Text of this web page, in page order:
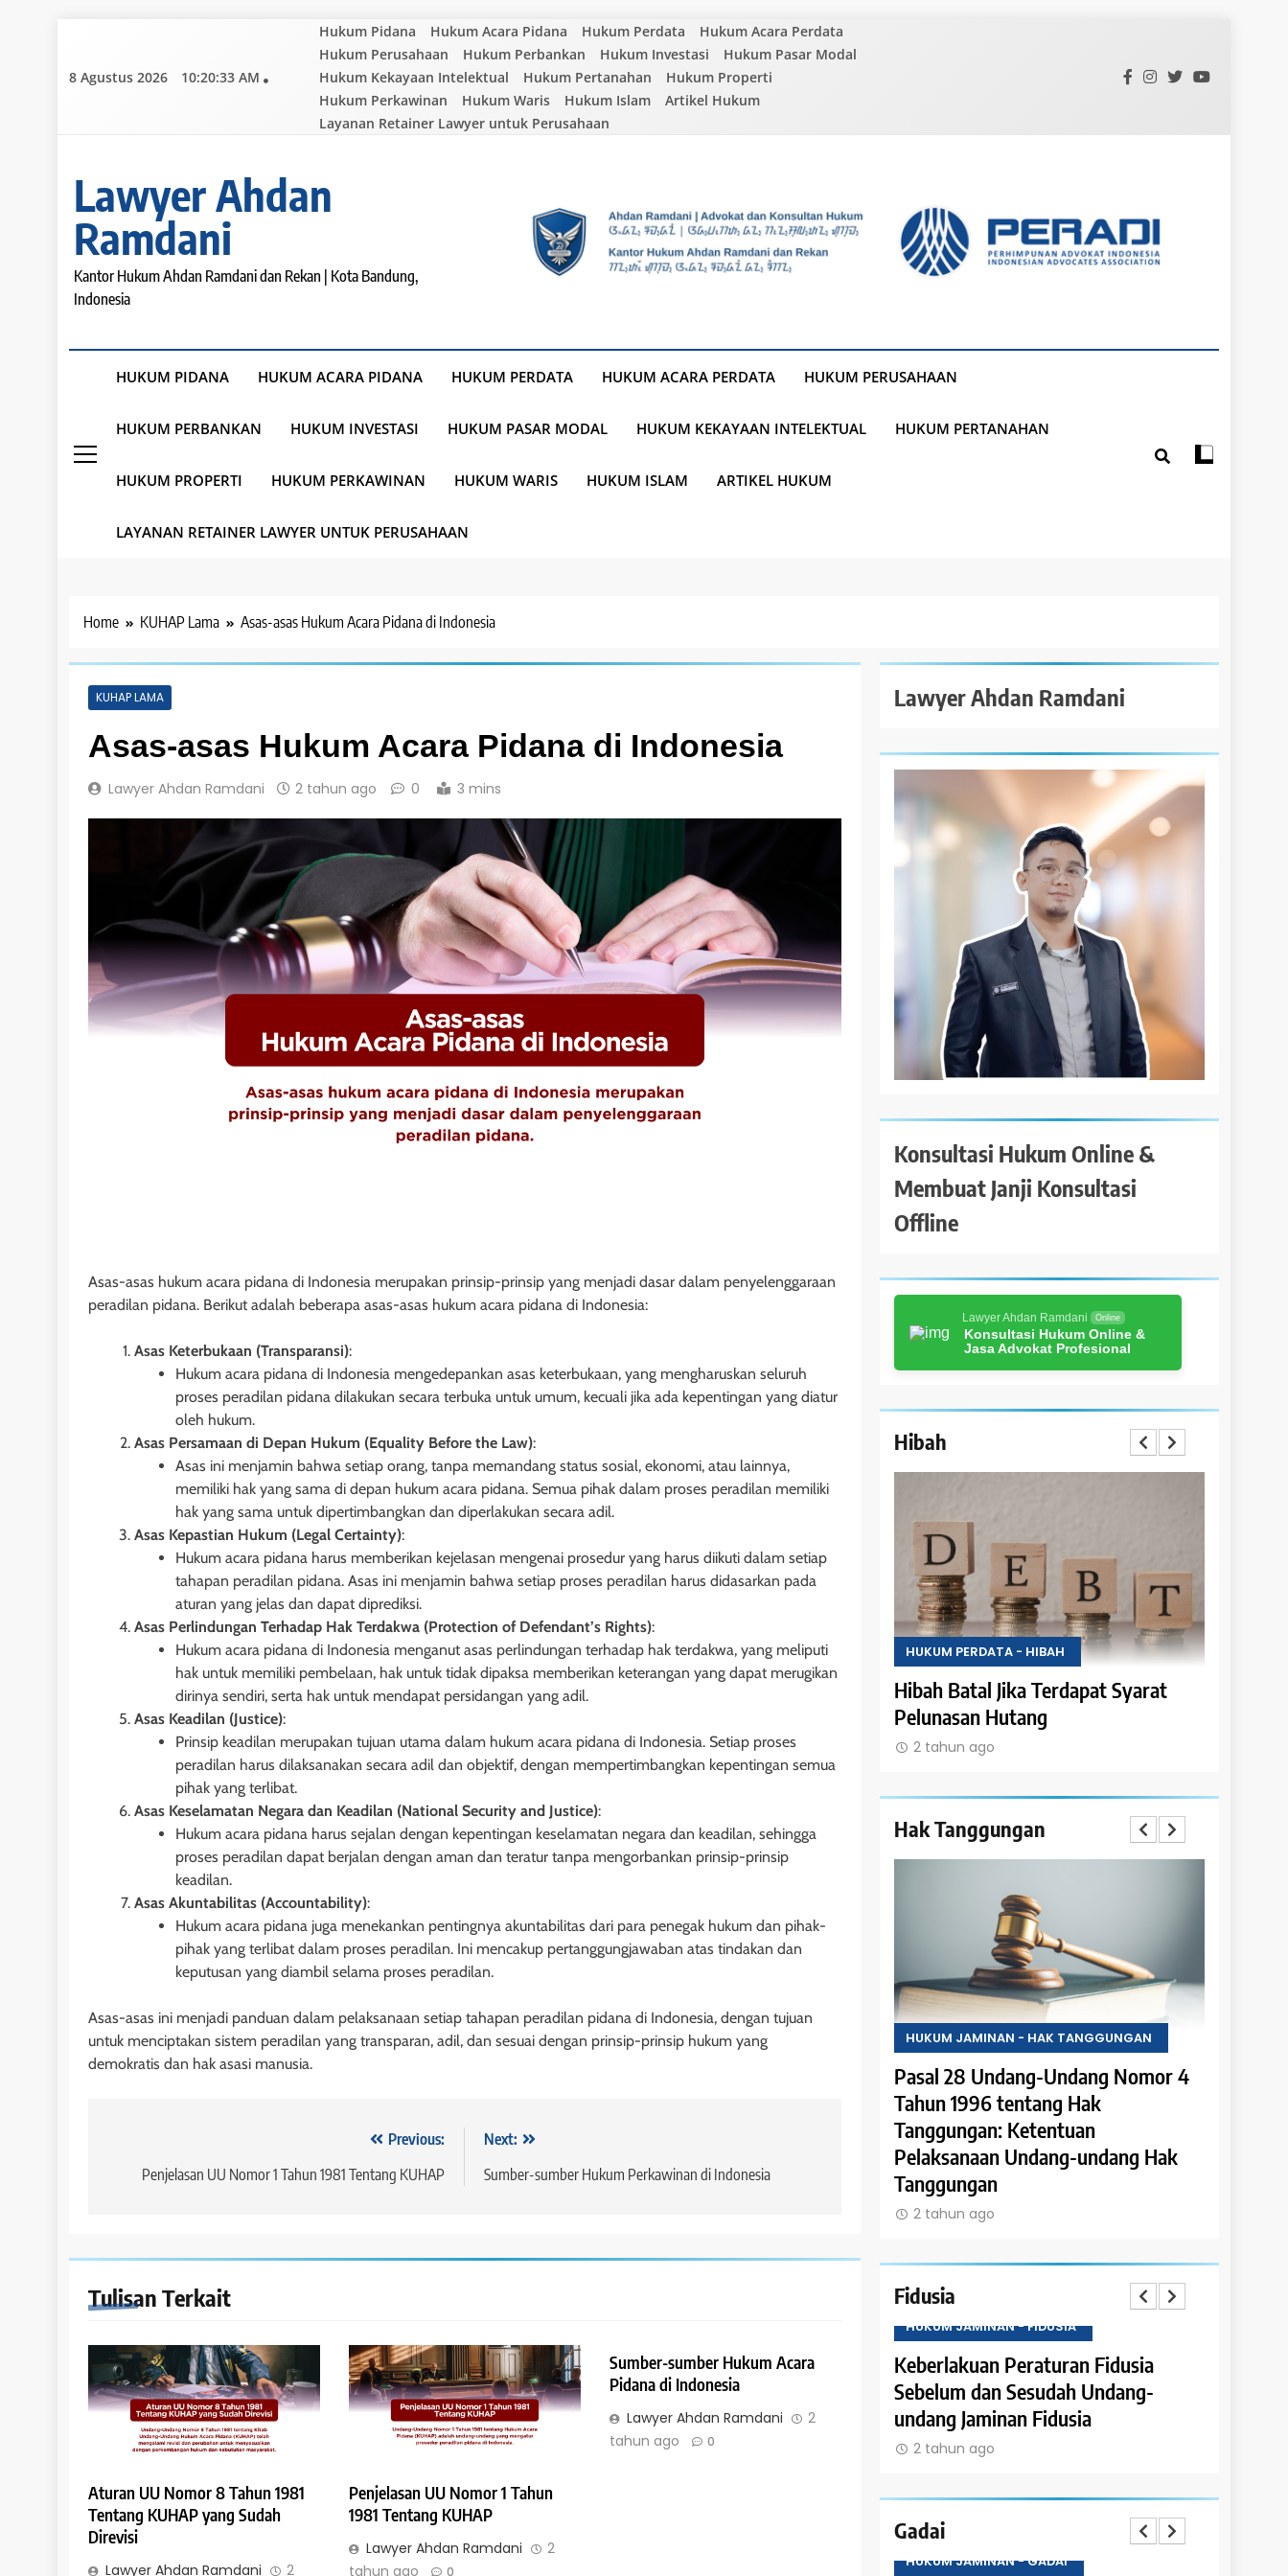
content
8 Agustus 2026 10:20:34 AM
Hukum Pidana Hukum Acara Pidana Hukum Perdata
Hukum Acara Perdata
Hukum Perusahaan
Hukum Perbankan Hukum Investasi
Hukum Pasar Modal
Hukum Kekayaan Intelektual
Hukum Pertanahan
Hukum Properti
Hukum Perkawinan
Hukum Waris Hukum Islam
Artikel Hukum
Layanan Retainer Lawyer untuk Perusahaan
Lawyer Ahdan
Ramdani
Kantor Hukum Ahdan Ramdani dan Rekan | Kota Bandung,
Indonesia
HUKUM PIDANA HUKUM ACARA PIDANA HUKUM PERDATA HUKUM ACARA PERDATA HUKUM PERUSAHAAN
HUKUM PERBANKAN HUKUM INVESTASI HUKUM PASAR MODAL HUKUM KEKAYAAN INTELEKTUAL HUKUM PERTANAHAN
HUKUM PROPERTI HUKUM PERKAWINAN HUKUM WARIS HUKUM ISLAM ARTIKEL HUKUM
LAYANAN RETAINER LAWYER UNTUK PERUSAHAAN
Home KUHAP Lama Asas-asas Hukum Acara Pidana di Indonesia
KUHAP LAMA
Asas-asas Hukum Acara Pidana di Indonesia
Lawyer Ahdan Ramdani 2 tahun ago 0 3 mins
Asas-asas hukum acara pidana di Indonesia merupakan prinsip-prinsip yang menjadi dasar dalam penyelenggaraan
peradilan pidana. Berikut adalah beberapa asas-asas hukum acara pidana di Indonesia:
Asas Keterbukaan (Transparansi):
Hukum acara pidana di Indonesia mengedepankan asas keterbukaan, yang mengharuskan seluruh
proses peradilan pidana dilakukan secara terbuka untuk umum, kecuali jika ada kepentingan yang diatur
oleh hukum.
Asas Persamaan di Depan Hukum (Equality Before the Law):
Asas ini menjamin bahwa setiap orang, tanpa memandang status sosial, ekonomi, atau lainnya,
memiliki hak yang sama di depan hukum acara pidana. Semua pihak dalam proses peradilan memiliki
hak yang sama untuk dipertimbangkan dan diperlakukan secara adil.
Asas Kepastian Hukum (Legal Certainty):
Hukum acara pidana harus memberikan kejelasan mengenai prosedur yang harus diikuti dalam setiap
tahapan peradilan pidana. Asas ini menjamin bahwa setiap proses peradilan harus didasarkan pada
aturan yang jelas dan dapat diprediksi.
Asas Perlindungan Terhadap Hak Terdakwa (Protection of Defendant’s Rights):
Hukum acara pidana di Indonesia menganut asas perlindungan terhadap hak terdakwa, yang meliputi
hak untuk memiliki pembelaan, hak untuk tidak dipaksa memberikan keterangan yang dapat merugikan
dirinya sendiri, serta hak untuk mendapat persidangan yang adil.
Asas Keadilan (Justice):
Prinsip keadilan merupakan tujuan utama dalam hukum acara pidana di Indonesia. Setiap proses
peradilan harus dilaksanakan secara adil dan objektif, dengan mempertimbangkan kepentingan semua
pihak yang terlibat.
Asas Keselamatan Negara dan Keadilan (National Security and Justice):
Hukum acara pidana harus sejalan dengan kepentingan keselamatan negara dan keadilan, sehingga
proses peradilan dapat berjalan dengan aman dan teratur tanpa mengorbankan prinsip-prinsip
keadilan.
Asas Akuntabilitas (Accountability):
Hukum acara pidana juga menekankan pentingnya akuntabilitas dari para penegak hukum dan pihak-
pihak yang terlibat dalam proses peradilan. Ini mencakup pertanggungjawaban atas tindakan dan
keputusan yang diambil selama proses peradilan.
Asas-asas ini menjadi panduan dalam pelaksanaan setiap tahapan peradilan pidana di Indonesia, dengan tujuan
untuk menciptakan sistem peradilan yang transparan, adil, dan sesuai dengan prinsip-prinsip hukum yang
demokratis dan hak asasi manusia.
Previous:
Penjelasan UU Nomor 1 Tahun 1981 Tentang KUHAP
Next:
Sumber-sumber Hukum Perkawinan di Indonesia
Tulisan Terkait
Aturan UU Nomor 8 Tahun 1981
Tentang KUHAP yang Sudah
Direvisi
Lawyer Ahdan Ramdani
2
Penjelasan UU Nomor 1 Tahun
1981 Tentang KUHAP
Lawyer Ahdan Ramdani
2
tahun ago
0
Sumber-sumber Hukum Acara
Pidana di Indonesia
Lawyer Ahdan Ramdani
2
tahun ago
0
Lawyer Ahdan Ramdani
Konsultasi Hukum Online &
Membuat Janji Konsultasi
Offline
Lawyer Ahdan Ramdani Online
Konsultasi Hukum Online &
Jasa Advokat Profesional
Hibah
HUKUM PERDATA - HIBAH
Pengembalian Objek Hibah Kepada
Penghibah
2 tahun ago
HUKUM PERDATA - HIBAH
Hak Penghibah untuk Menguasai
2 tahun ago
HUKUM PERDATA - HIBAH
Hibah Batal Jika Terdapat Syarat
Pelunasan Hutang
2 tahun ago
Hak Tanggungan
HUKUM JAMINAN - HAK TANGGUNGAN
Pasal 30 dan 31 Undang-Undang
Tanggungan: Ketentuan Penutup
Undang Hak Tanggungan
HUKUM JAMINAN - HAK TANGGUNGAN HUKUM JAMINAN - HAK TANGGUNGAN
Pasal 28 Undang-Undang Nomor 4
Tahun 1996 tentang Hak
Tanggungan: Ketentuan
Pelaksanaan Undang-undang Hak
Tanggungan
2 tahun ago
Fidusia
Penutup dalam Undang-Undang
Jaminan Fidusia
Pembentukan Kantor Pendaftaran
Fidusia
2 tahun ago
HUKUM JAMINAN - FIDUSIA
Keberlakuan Peraturan Fidusia
Sebelum dan Sesudah Undang-
undang Jaminan Fidusia
2 tahun ago
Gadai
HUKUM JAMINAN - GADAI HUKUM JAMINAN - GADAI